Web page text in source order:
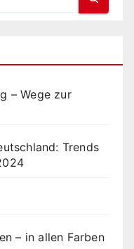
– Wege zur
Trends
– in allen Farben